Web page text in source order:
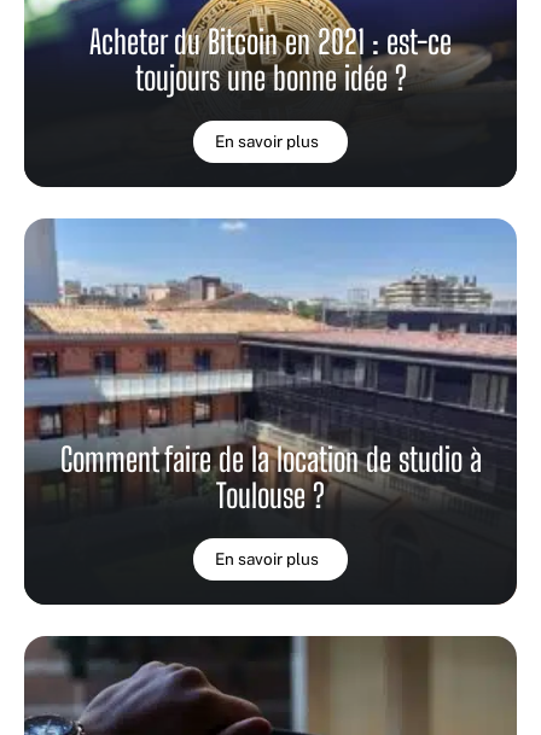
Acheter du Bitcoin en 2021 : est-ce
toujours une bonne idée ?
En savoir plus
Comment faire de la location de studio à
Toulouse ?
En savoir plus